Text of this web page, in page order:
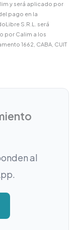
y será aplicado por
pago en la
S.R.L. será
por Calim a los
1662, CABA, CUIT
al